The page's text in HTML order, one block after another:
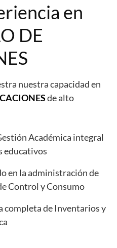
en
DE
nuestra capacidad en
de alto
Académica integral
educativos
en la administración de
Control y Consumo
completa de Inventarios y